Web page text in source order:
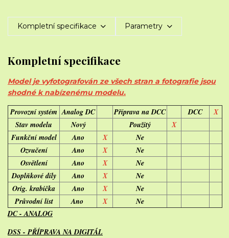
Kompletní specifikace Parametry
Kompletní specifikace
Model je vyfotografován ze všech stran a fotografie jsou
shodné k nabízenému modelu.
Provozní systém Analog DC Příprava na DCC DCC
X
Stav modelu
Nový Použitý
X
Funkční model
Ano X
Ne
Ozvučení
Ano X
Ne
Osvětlení
Ano X
Ne
Doplňkové díly
Ano X
Ne
Orig. krabička
Ano X
Ne
Průvodní list
Ano X
Ne
DC - ANALOG
DSS - PŘÍPRAVA NA DIGITÁL